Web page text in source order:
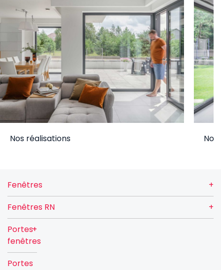
Nos réalisations
Fenêtres
Fenêtres RN
Portes-
fenêtres
Portes